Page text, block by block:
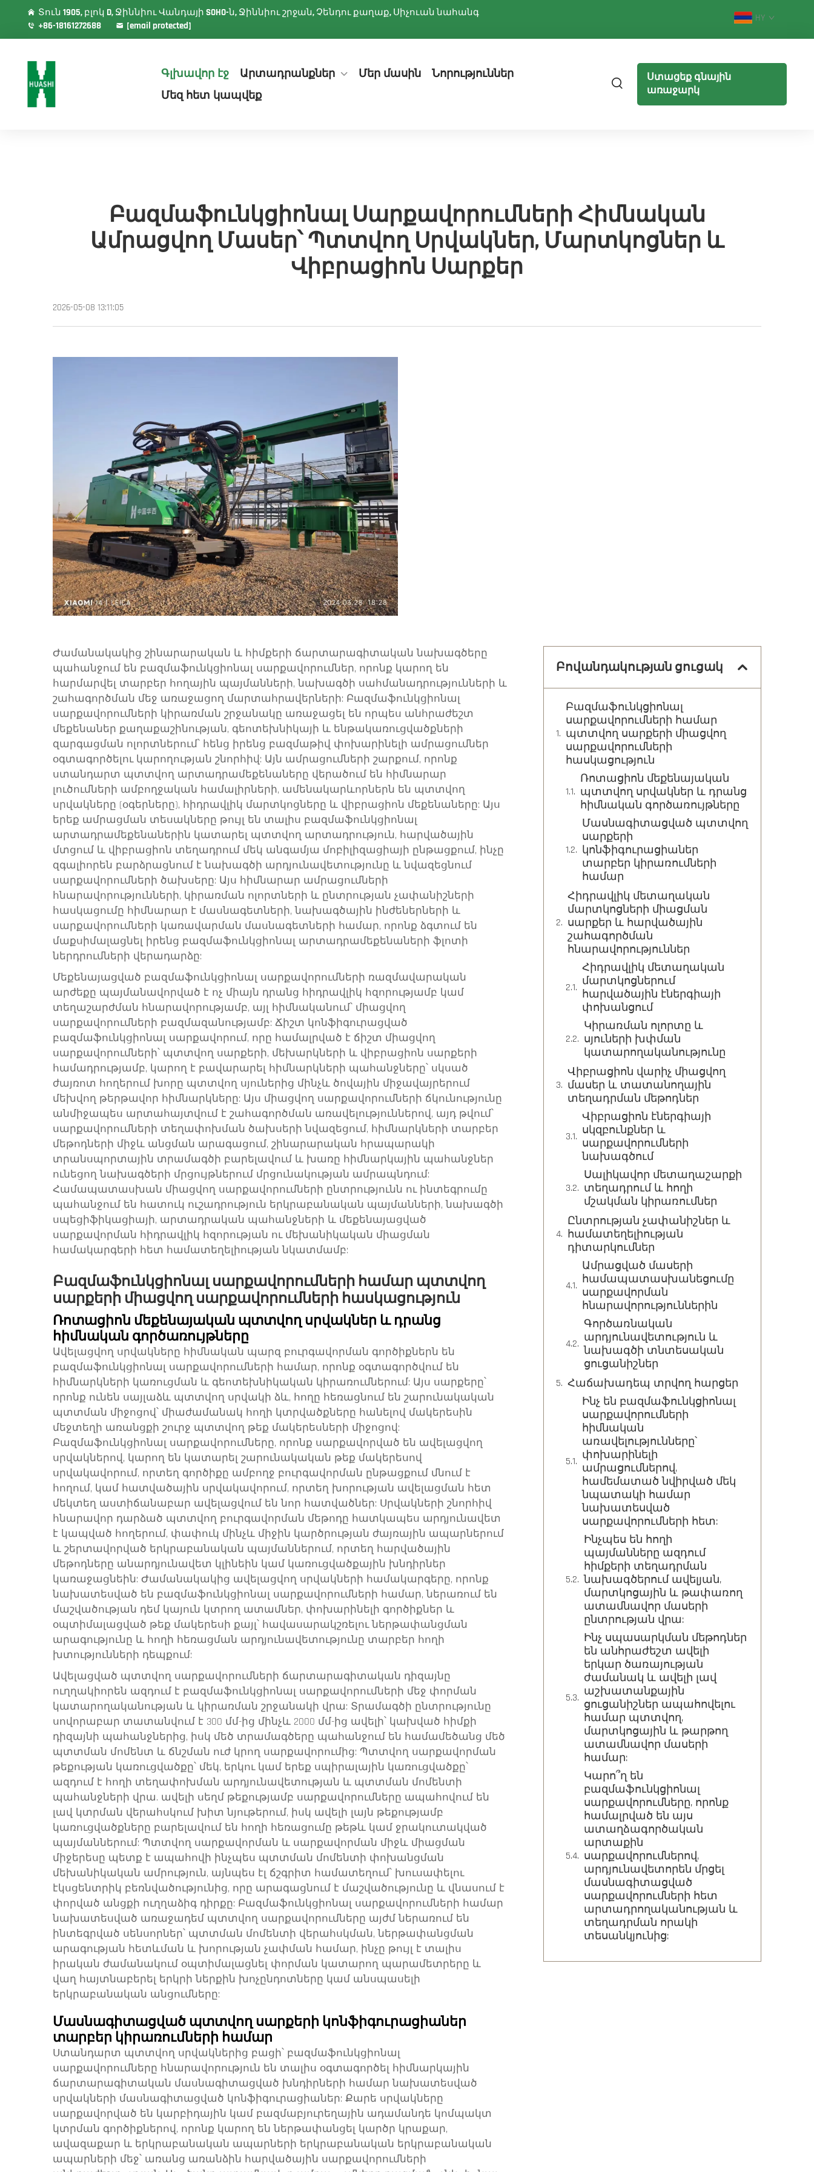
Տուն 1905, բլոկ D, Ջիննիու Վանդայի SOHO-ն, Ջիննիու շրջան, Չենդու քաղաք, Սիչուան նահանգ
+86-18161272688
[email protected]
HY
Գլխավոր էջ Արտադրանքներ Մեր մասին
Նորություններ
Մեզ հետ կապվեք
Ստացեք գնային
առաջարկ
Բազմաֆունկցիոնալ Սարքավորումների Հիմնական
Ամրացվող Մասեր՝ Պտտվող Սրվակներ, Մարտկոցներ ԵՒ
Վիբրացիոն Սարքեր
2026-05-08 13:11:05
Ժամանակակից շինարարական և հիմքերի ճարտարագիտական նախագծերը
պահանջում են բազմաֆունկցիոնալ սարքավորումներ, որոնք կարող են
հարմարվել տարբեր հողային պայմանների, նախագծի սահմանադրությունների և
շահագործման մեջ առաջացող մարտահրավերների: Բազմաֆունկցիոնալ
սարքավորումների կիրառման շրջանակը առաջացել են որպես անհրաժեշտ
մեքենաներ քաղաքաշինության, գեոտեխնիկայի և ենթակառուցվածքների
զարգացման ոլորտներում՝ հենց իրենց բազմաթիվ փոխարինելի ամրացումներ
օգտագործելու կարողության շնորհիվ: Այն ամրացումների շարքում, որոնք
ստանդարտ պտտվող արտադրամեքենաները վերածում են հիմնարար
լուծումների ամբողջական համալիրների, ամենակարևորներն են պտտվող
սրվակները (օգերները), հիդրավլիկ մարտկոցները և վիբրացիոն մեքենաները: Այս
երեք ամրացման տեսակները թույլ են տալիս բազմաֆունկցիոնալ
արտադրամեքենաներին կատարել պտտվող արտադրություն, հարվածային
մտցում և վիբրացիոն տեղադրում մեկ անգամյա մոբիլիզացիայի ընթացքում, ինչը
զգալիորեն բարձրացնում է նախագծի արդյունավետությունը և նվազեցնում
սարքավորումների ծախսերը: Այս հիմնարար ամրացումների
հնարավորությունների, կիրառման ոլորտների և ընտրության չափանիշների
հասկացումը հիմնարար է մասնագետների, նախագծային ինժեներների և
սարքավորումների կառավարման մասնագետների համար, որոնք ձգտում են
մաքսիմալացնել իրենց բազմաֆունկցիոնալ արտադրամեքենաների ֆլոտի
ներդրումների վերադարձը:
Մեքենայացված բազմաֆունկցիոնալ սարքավորումների ռազմավարական
արժեքը պայմանավորված է ոչ միայն դրանց հիդրավլիկ հզորությամբ կամ
տեղաշարժման հնարավորությամբ, այլ հիմնականում՝ միացվող
սարքավորումների բազմազանությամբ: Ճիշտ կոնֆիգուրացված
բազմաֆունկցիոնալ սարքավորում, որը համալրված է ճիշտ միացվող
սարքավորումների՝ պտտվող սարքերի, մեխարկների և վիբրացիոն սարքերի
համադրությամբ, կարող է բավարարել հիմնարկների պահանջները՝ սկսած
ժայռոտ հողերում խորը պտտվող սյուներից մինչև ծովային միջավայրերում
մեխվող թերթավոր հիմնարկները: Այս միացվող սարքավորումների ճկունությունը
անմիջապես արտահայտվում է շահագործման առավելություններով, այդ թվում՝
սարքավորումների տեղափոխման ծախսերի նվազեցում, հիմնարկների տարբեր
մեթոդների միջև անցման արագացում, շինարարական հրապարակի
տրանսպորտային տրամագծի բարելավում և խառը հիմնարկային պահանջներ
ունեցող նախագծերի մրցույթներում մրցունակության ամրապնդում:
Համապատասխան միացվող սարքավորումների ընտրությունն ու ինտեգրումը
պահանջում են հատուկ ուշադրություն երկրաբանական պայմանների, նախագծի
սպեցիֆիկացիայի, արտադրական պահանջների և մեքենայացված
սարքավորման հիդրավլիկ հզորության ու մեխանիկական միացման
համակարգերի հետ համատեղելիության նկատմամբ:
Բազմաֆունկցիոնալ սարքավորումների համար պտտվող
սարքերի միացվող սարքավորումների հասկացություն
Ռոտացիոն մեքենայական պտտվող սրվակներ և դրանց
հիմնական գործառույթները
Ավելացվող սրվակները հիմնական պարզ բուրգավորման գործիքներն են
բազմաֆունկցիոնալ սարքավորումների համար, որոնք օգտագործվում են
հիմնարկների կառուցման և գեոտեխնիկական կիրառումներում: Այս սարքերը՝
որոնք ունեն սայլաձև պտտվող սրվակի ձև, հողը հեռացնում են շարունակական
պտտման միջոցով՝ միաժամանակ հողի կտրվածքները հանելով մակերեսին
մեջտեղի առանցքի շուրջ պտտվող թեք մակերեսների միջոցով:
Բազմաֆունկցիոնալ սարքավորումները, որոնք սարքավորված են ավելացվող
սրվակներով, կարող են կատարել շարունակական թեք մակերեսով
սրվակավորում, որտեղ գործիքը ամբողջ բուրգավորման ընթացքում մնում է
հողում, կամ հատվածային սրվակավորում, որտեղ խորության ավելացման հետ
մեկտեղ աստիճանաբար ավելացվում են նոր հատվածներ: Սրվակների շնորհիվ
հնարավոր դարձած պտտվող բուրգավորման մեթոդը հատկապես արդյունավետ
է կապված հողերում, փափուկ մինչև միջին կարծրության ժայռային ապարներում
և շերտավորված երկրաբանական պայմաններում, որտեղ հարվածային
մեթոդները անարդյունավետ կլինեին կամ կառուցվածքային խնդիրներ
կառաջացնեին: Ժամանակակից ավելացվող սրվակների համակարգերը, որոնք
նախատեսված են բազմաֆունկցիոնալ սարքավորումների համար, ներառում են
մաշվածության դեմ կայուն կտրող ատամներ, փոխարինելի գործիքներ և
օպտիմալացված թեք մակերեսի քայլ՝ հավասարակշռելու ներթափանցման
արագությունը և հողի հեռացման արդյունավետությունը տարբեր հողի
խտությունների դեպքում:
Ավելացված պտտվող սարքավորումների ճարտարագիտական դիզայնը
ուղղակիորեն ազդում է բազմաֆունկցիոնալ սարքավորումների մեջ փորման
կատարողականության և կիրառման շրջանակի վրա: Տրամագծի ընտրությունը
սովորաբար տատանվում է 300 մմ-ից մինչև 2000 մմ-ից ավելի՝ կախված հիմքի
դիզայնի պահանջներից, իսկ մեծ տրամագծերը պահանջում են համամեծանց մեծ
պտտման մոմենտ և ճնշման ուժ կրող սարքավորումից: Պտտվող սարքավորման
թեքության կառուցվածքը՝ մեկ, երկու կամ երեք սպիրալային կառուցվածքը՝
ազդում է հողի տեղափոխման արդյունավետության և պտտման մոմենտի
պահանջների վրա. ավելի սեղմ թեքությամբ սարքավորումները ապահովում են
լավ կտրման վերահսկում խիտ նյութերում, իսկ ավելի լայն թեքությամբ
կառուցվածքները բարելավում են հողի հեռացումը թեթև կամ ջրակուտակված
պայմաններում: Պտտվող սարքավորման և սարքավորման միջև միացման
միջերեսը պետք է ապահովի ինչպես պտտման մոմենտի փոխանցման
մեխանիկական ամրություն, այնպես էլ ճշգրիտ համատեղում՝ խուսափելու
էկսցենտրիկ բեռնվածությունից, որը արագացնում է մաշվածությունը և վնասում է
փորված անցքի ուղղաձիգ դիրքը: Բազմաֆունկցիոնալ սարքավորումների համար
նախատեսված առաջադեմ պտտվող սարքավորումները այժմ ներառում են
ինտեգրված սենսորներ՝ պտտման մոմենտի վերահսկման, ներթափանցման
արագության հետևման և խորության չափման համար, ինչը թույլ է տալիս
իրական ժամանակում օպտիմալացնել փորման կատարող պարամետրերը և
վաղ հայտնաբերել երկրի ներքին խոչընդոտները կամ անսպասելի
երկրաբանական անցումները:
Մասնագիտացված պտտվող սարքերի կոնֆիգուրացիաներ
տարբեր կիրառումների համար
Ստանդարտ պտտվող սրվակներից բացի՝ բազմաֆունկցիոնալ
սարքավորումները հնարավորություն են տալիս օգտագործել հիմնարկային
ճարտարագիտական մասնագիտացված խնդիրների համար նախատեսված
սրվակների մասնագիտացված կոնֆիգուրացիաներ: Քարե սրվակները
սարքավորված են կարբիդային կամ բազմաբյուրեղային ադամանդե կոմպակտ
կտրման գործիքներով, որոնք կարող են ներթափանցել կարծր կրաքար,
ավազաքար և երկրաբանական ապարների երկրաբանական երկրաբանական
ապարների մեջ՝ առանց առանձին հարվածային սարքավորումների
Բովանդակության ցուցակ
Բազմաֆունկցիոնալ
սարքավորումների համար
պտտվող սարքերի միացվող
սարքավորումների
հասկացություն
Ռոտացիոն մեքենայական
պտտվող սրվակներ և դրանց
հիմնական գործառույթները
Մասնագիտացված պտտվող
սարքերի
կոնֆիգուրացիաներ
տարբեր կիրառումների
համար
Հիդրավլիկ մետաղական
մարտկոցների միացման
սարքեր և հարվածային
շահագործման
հնարավորություններ
Հիդրավլիկ մետաղական
մարտկոցներում
հարվածային էներգիայի
փոխանցում
Կիրառման ոլորտը և
սյուների խփման
կատարողականությունը
Վիբրացիոն վարիչ միացվող
մասեր և տատանողային
տեղադրման մեթոդներ
Վիբրացիոն էներգիայի
սկզբունքներ և
սարքավորումների
նախագծում
Սալիկավոր մետաղաշարքի
տեղադրում և հողի
մշակման կիրառումներ
Ընտրության չափանիշներ և
համատեղելիության
դիտարկումներ
Ամրացված մասերի
համապատասխանեցումը
սարքավորման
հնարավորություններին
Գործառնական
արդյունավետություն և
նախագծի տնտեսական
ցուցանիշներ
Հաճախադեպ տրվող հարցեր
Ինչ են բազմաֆունկցիոնալ
սարքավորումների
հիմնական
առավելությունները՝
փոխարինելի
ամրացումներով,
համեմատած նվիրված մեկ
նպատակի համար
նախատեսված
սարքավորումների հետ:
Ինչպես են հողի
պայմանները ազդում
հիմքերի տեղադրման
նախագծերում ավելյան,
մարտկոցային և թափառող
ատամնավոր մասերի
ընտրության վրա:
Ինչ սպասարկման մեթոդներ
են անհրաժեշտ ավելի
երկար ծառայության
ժամանակ և ավելի լավ
աշխատանքային
ցուցանիշներ ապահովելու
համար պտտվող,
մարտկոցային և թարթող
ատամնավոր մասերի
համար:
Կարո՞ղ են
բազմաֆունկցիոնալ
սարքավորումները, որոնք
համալրված են այս
ատաղձագործական
արտաքին
սարքավորումներով,
արդյունավետորեն մրցել
մասնագիտացված
սարքավորումների հետ
արտադրողականության և
տեղադրման որակի
տեսանկյունից: